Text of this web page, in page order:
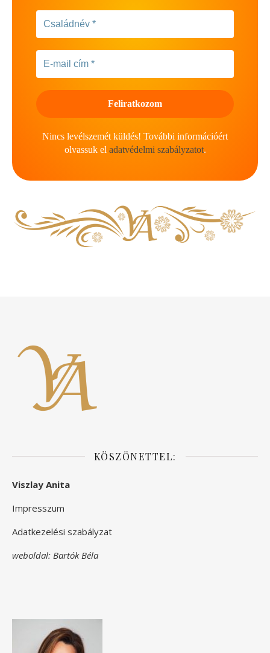
Nincs levélszemét küldés! További információért
olvassuk el adatvédelmi szabályzatot.
KÖSZÖNETTEL:
Viszlay Anita
Impresszum
Adatkezelési szabályzat
weboldal: Bartók Béla